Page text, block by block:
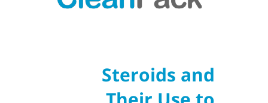
Steroids and